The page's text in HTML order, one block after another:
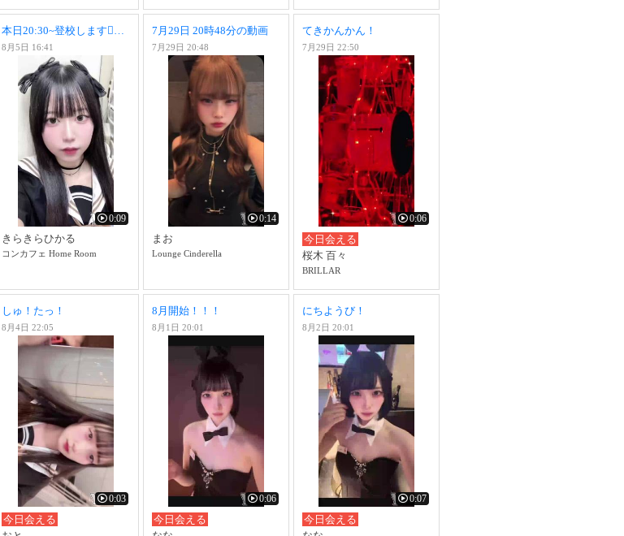
本日20:30~登校します🫪🫪飲みベ高いンゴねえ🍻🫪🫪🫪
8月5日 16:41
0:09
きらきらひかる
コンカフェ Home Room
7月29日 20時48分の動画
7月29日 20:48
0:14
まお
Lounge Cinderella
てきかんかん！
7月29日 22:50
0:06
今日会える
桜木 百々
BRILLAR
しゅ！たっ！
8月4日 22:05
0:03
今日会える
8月開始！！！
8月1日 20:01
0:06
今日会える
にちようび！
8月2日 20:01
0:07
今日会える